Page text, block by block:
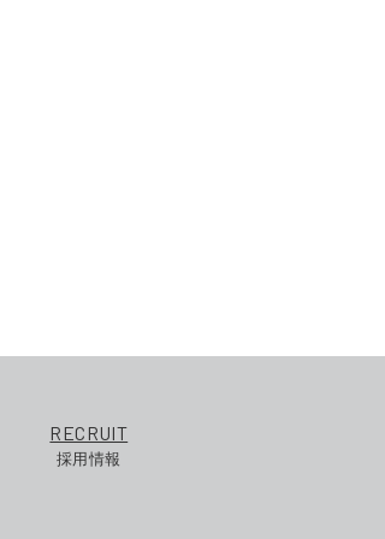
RECRUIT
採用情報